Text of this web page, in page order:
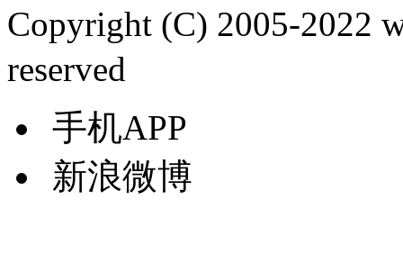
Copyright (C) 2005-2022
reserved
手机APP
新浪微博